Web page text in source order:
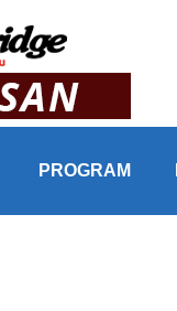
PROGRAM